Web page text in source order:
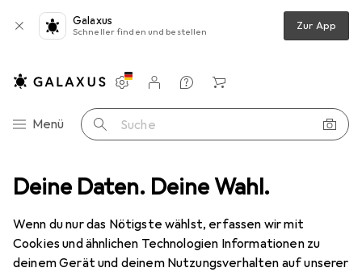
Deine Daten. Deine Wahl.
Wenn du nur das Nötigste wählst, erfassen wir mit
Cookies und ähnlichen Technologien Informationen zu
deinem Gerät und deinem Nutzungsverhalten auf unserer
Galaxus
Schneller finden und bestellen Zur App
Navigation nach Kategorien
Menü Suche
Einstellungen
Kundenkonto
Vergleichslisten
Merklisten
Warenkorb
Schleifwerkzeuge Schleifmittel RS PRO Schleifbürste Topf
4 Bilder